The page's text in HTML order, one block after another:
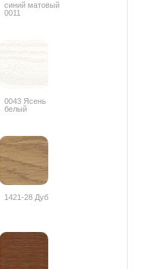
синий матовый
0011
0043 Ясень
белый
1421-28 Дуб